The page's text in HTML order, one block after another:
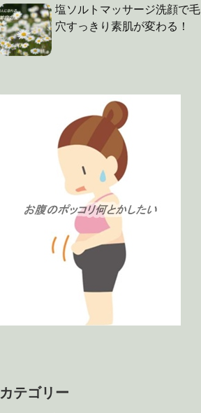
塩ソルトマッサージ洗顔で毛
穴すっきり素肌が変わる！
カテゴリー